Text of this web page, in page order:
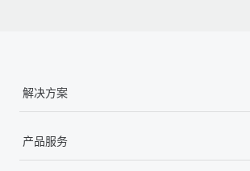
解决方案
产品服务